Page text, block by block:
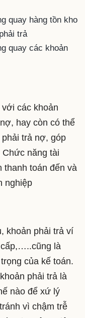
quay hàng tồn kho
trả
quay các khoản
các khoản
hay còn có thể
trả nợ, góp
Chức năng tài
thanh toán đến và
nghiệp
khoản phải trả ví
là
của kế toán.
phải trả là
nào để xứ lý
vì chậm trễ